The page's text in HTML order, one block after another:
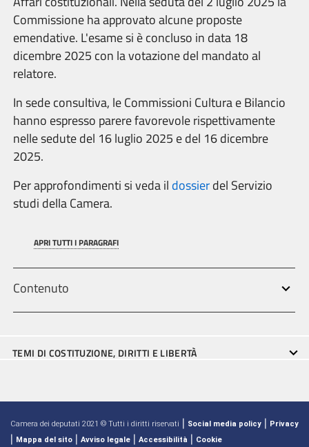
Commissione ha approvato alcune proposte
emendative. L'esame si è concluso in data 18
dicembre 2025 con la votazione del mandato al
relatore.
In sede consultiva, le Commissioni Cultura e Bilancio
hanno espresso parere favorevole rispettivamente
nelle sedute del 16 luglio 2025 e del 16 dicembre
2025.
Per approfondimenti si veda il dossierdel Servizio
studi della Camera.
APRI TUTTI I PARAGRAFI
Contenuto
TEMI DI COSTITUZIONE, DIRITTI E LIBERTÀ
Camera dei deputati 2021 © Tutti i diritti riservati | Social media policy | Privacy
| Mappa del sito | Avviso legale | Accessibilità | Cookie